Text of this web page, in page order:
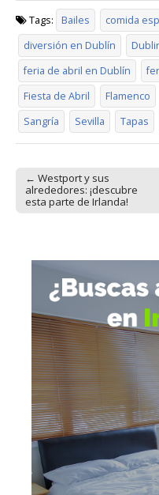
Tags: Bailes comida
diversión en Dublín
feria de abril en Dublín
Fiesta de Abril
Flamenco
Sangría
Sevilla Tapas
Post navigation
← Westport y sus
alrededores: ¡descubre
esta parte de Irlanda!